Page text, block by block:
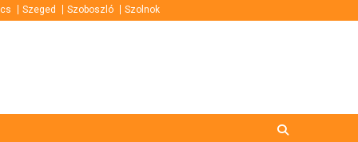
Szeged Szoboszló Szolnok